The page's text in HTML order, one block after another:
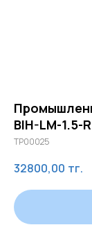
BIH-LM-1.5-R
TP00025
32800,00 тг.